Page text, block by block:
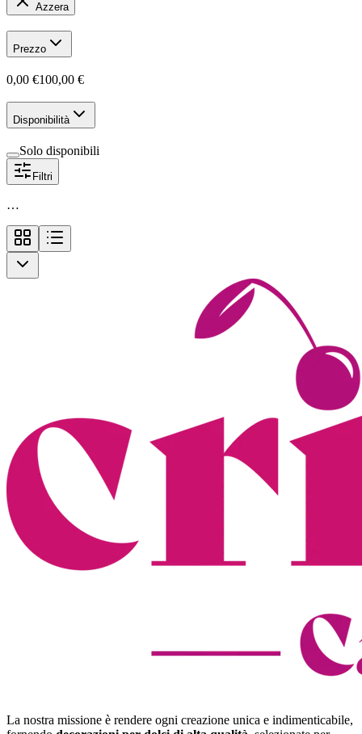
Azzera
Prezzo
0,00 €100,00 €
Disponibilità
Solo disponibili
Filtri
…
La nostra missione è rendere ogni creazione unica e indimenticabile,